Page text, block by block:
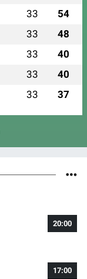
33 54
33 48
33 40
33 40
33 37
20:00
17:00